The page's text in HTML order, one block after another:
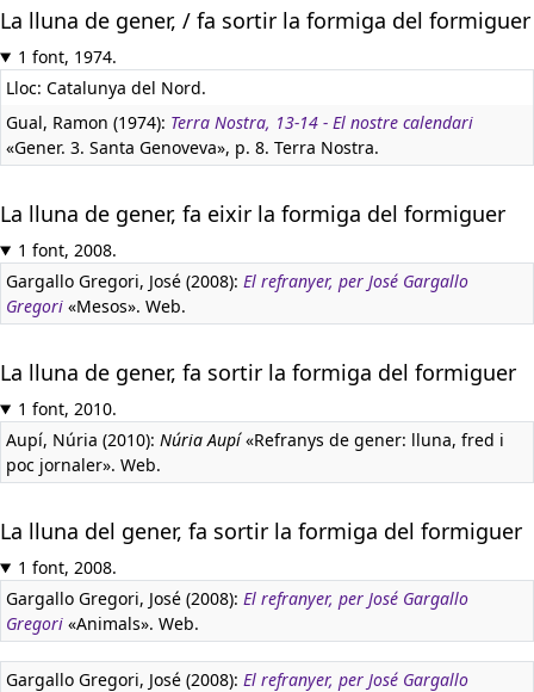
La lluna de gener, / fa sortir la formiga del formiguer
1 font, 1974.
Lloc: Catalunya del Nord.
Gual, Ramon (1974): Terra Nostra, 13-14 - El nostre calendari
«Gener. 3. Santa Genoveva», p. 8. Terra Nostra.
La lluna de gener, fa eixir la formiga del formiguer
1 font, 2008.
Gargallo Gregori, José (2008): El refranyer, per José Gargallo
Gregori «Mesos». Web.
La lluna de gener, fa sortir la formiga del formiguer
1 font, 2010.
Aupí, Núria (2010): Núria Aupí«Refranys de gener: lluna, fred i
poc jornaler». Web.
La lluna del gener, fa sortir la formiga del formiguer
1 font, 2008.
Gargallo Gregori, José (2008): El refranyer, per José Gargallo
Gregori «Animals». Web.
Gargallo Gregori, José (2008): El refranyer, per José Gargallo